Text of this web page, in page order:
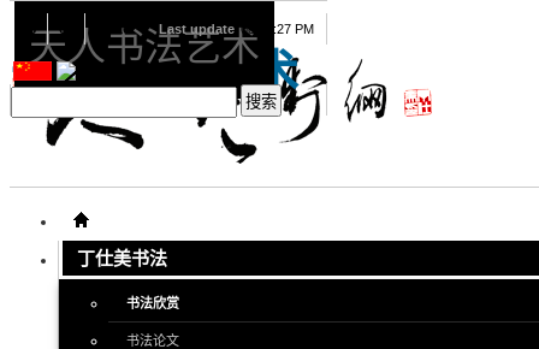
天人书法艺术
丁仕美书法
书法欣赏
书法论文
08 09 2026 Last update 08:15:27 PM
天人书法艺术